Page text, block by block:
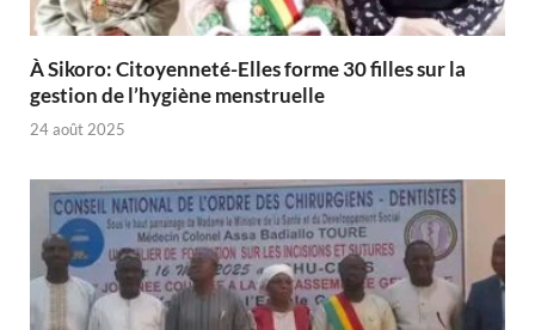
À Sikoro: Citoyenneté-Elles forme 30 filles sur la
gestion de l’hygiène menstruelle
24 août 2025